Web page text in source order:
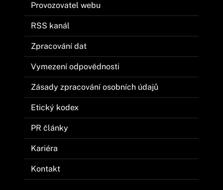
Provozovatel webu
RSS kanál
Zpracování dat
Vymezení odpovědnosti
Zásady zpracování osobních údajů
Etický kodex
PR články
Kariéra
Kontakt